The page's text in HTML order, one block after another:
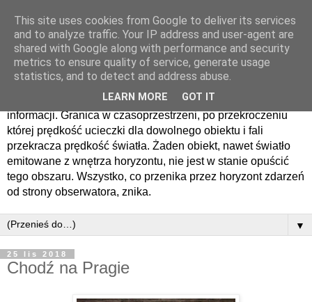
Horyzont zdarzen
Horyzont zdarzeń − sfera otaczająca czarną dziurę lub tunel
czasoprzestrzenny, oddzielająca obserwatora zdarzenia od
zdarzeń, o których nie może on nigdy otrzymać żadnych
informacji. Granica w czasoprzestrzeni, po przekroczeniu
której prędkość ucieczki dla dowolnego obiektu i fali
przekracza prędkość światła. Żaden obiekt, nawet światło
emitowane z wnętrza horyzontu, nie jest w stanie opuścić
tego obszaru. Wszystko, co przenika przez horyzont zdarzeń
od strony obserwatora, znika.
▼
25 lis 2018
Chodź na Pragie
This site uses cookies from Google to deliver its services
and to analyze traffic. Your IP address and user-agent are
shared with Google along with performance and security
metrics to ensure quality of service, generate usage
statistics, and to detect and address abuse.
LEARN MORE GOT IT